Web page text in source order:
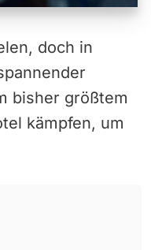
doch in
bisher größtem
kämpfen, um